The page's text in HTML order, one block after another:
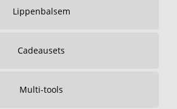
Lippenbalsem
Cadeausets
Multi-tools